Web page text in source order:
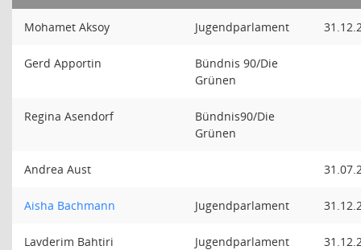
Mohamet Aksoy Jugendparlament
Gerd Apportin
Bündnis 90/Die
Grünen
Regina Asendorf
Bündnis90/Die
Grünen
Andrea Aust
Aisha Bachmann Jugendparlament
Lavderim Bahtiri Jugendparlament